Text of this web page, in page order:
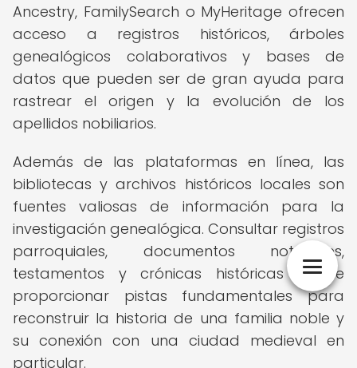
Ancestry, FamilySearch o MyHeritage ofrecen
acceso a registros históricos, árboles
genealógicos colaborativos y bases de
datos que pueden ser de gran ayuda para
rastrear el origen y la evolución de los
apellidos nobiliarios.
Además de las plataformas en línea, las
bibliotecas y archivos históricos locales son
fuentes valiosas de información para la
investigación genealógica. Consultar registros
parroquiales, documentos notariales,
testamentos y crónicas históricas puede
proporcionar pistas fundamentales para
reconstruir la historia de una familia noble y
su conexión con una ciudad medieval en
particular.